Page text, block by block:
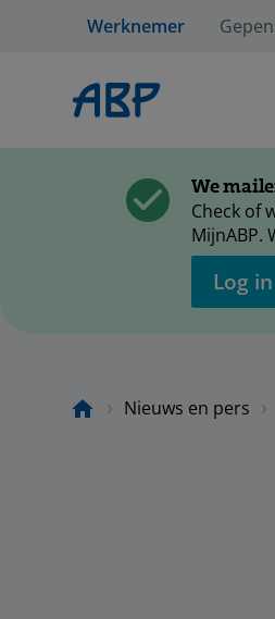
Werknemer
We
Check of
MijnABP.
Log
Nieuws en pers